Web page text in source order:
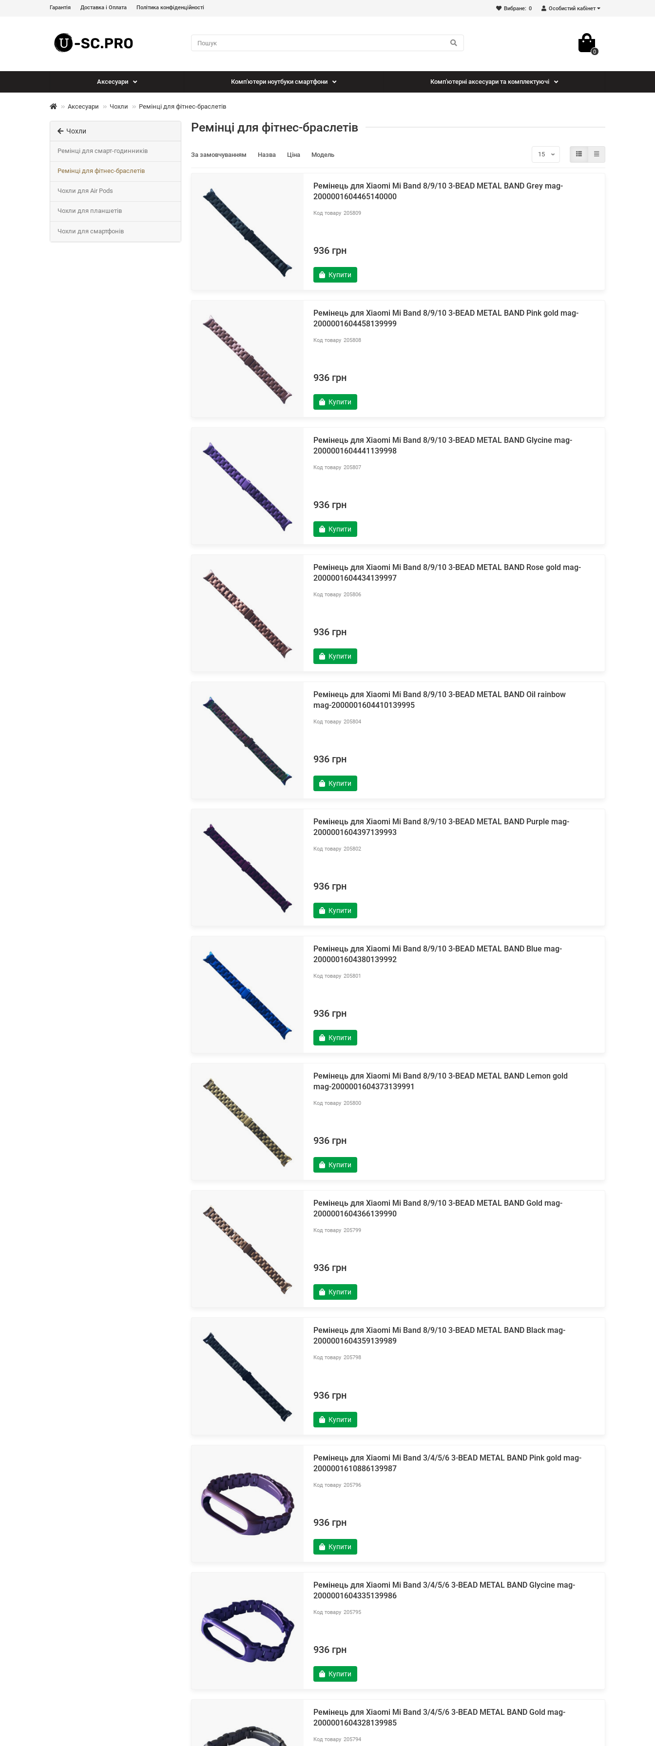
Особистий кабінет
Вибране: 0
Гарантія Доставка і Оплата Політика конфіденційності
0
Аксесуари Комп'ютери ноутбуки смартфони Комп'ютерні аксесуари та комплектуючі
Аксесуари Чохли Ремінці для фітнес-браслетів
Чохли
Ремінці для смарт-годинників
Ремінці для фітнес-браслетів
Чохли для Air Pods
Чохли для планшетів
Чохли для смартфонів
Ремінці для фітнес-браслетів
За замовчуванням Назва Ціна Модель
Ремінець для Xiaomi Mi Band 8/9/10 3-BEAD METAL BAND Grey mag-
2000001604465140000
205809
936 грн
Купити
Ремінець для Xiaomi Mi Band 8/9/10 3-BEAD METAL BAND Pink gold mag-
2000001604458139999
205808
936 грн
Купити
Ремінець для Xiaomi Mi Band 8/9/10 3-BEAD METAL BAND Glycine mag-
2000001604441139998
205807
936 грн
Купити
Ремінець для Xiaomi Mi Band 8/9/10 3-BEAD METAL BAND Rose gold mag-
2000001604434139997
205806
936 грн
Купити
Ремінець для Xiaomi Mi Band 8/9/10 3-BEAD METAL BAND Oil rainbow
mag-2000001604410139995
205804
936 грн
Купити
Ремінець для Xiaomi Mi Band 8/9/10 3-BEAD METAL BAND Purple mag-
2000001604397139993
205802
936 грн
Купити
Ремінець для Xiaomi Mi Band 8/9/10 3-BEAD METAL BAND Blue mag-
2000001604380139992
205801
936 грн
Купити
Ремінець для Xiaomi Mi Band 8/9/10 3-BEAD METAL BAND Lemon gold
mag-2000001604373139991
205800
936 грн
Купити
Ремінець для Xiaomi Mi Band 8/9/10 3-BEAD METAL BAND Gold mag-
2000001604366139990
205799
936 грн
Купити
Ремінець для Xiaomi Mi Band 8/9/10 3-BEAD METAL BAND Black mag-
2000001604359139989
205798
936 грн
Купити
Ремінець для Xiaomi Mi Band 3/4/5/6 3-BEAD METAL BAND Pink gold mag-
2000001610886139987
205796
936 грн
Купити
Ремінець для Xiaomi Mi Band 3/4/5/6 3-BEAD METAL BAND Glycine mag-
2000001604335139986
205795
936 грн
Купити
Ремінець для Xiaomi Mi Band 3/4/5/6 3-BEAD METAL BAND Gold mag-
2000001604328139985
205794